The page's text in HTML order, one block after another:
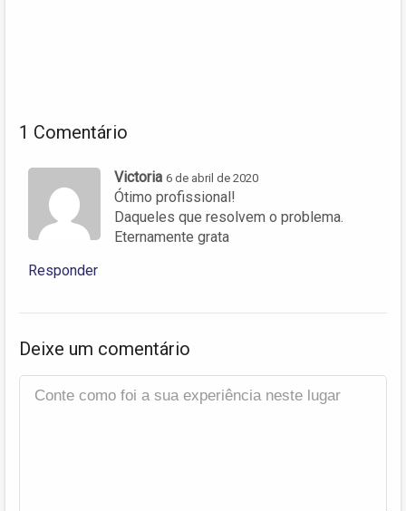
1 Comentário
Victoria 6 de abril de 2020
Ótimo profissional!
Daqueles que resolvem o problema.
Eternamente grata
Responder
Deixe um comentário